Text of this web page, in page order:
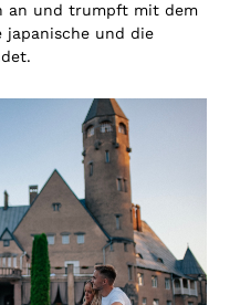
an und trumpft mit dem
japanische und die